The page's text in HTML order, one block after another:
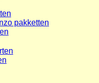
pakketten